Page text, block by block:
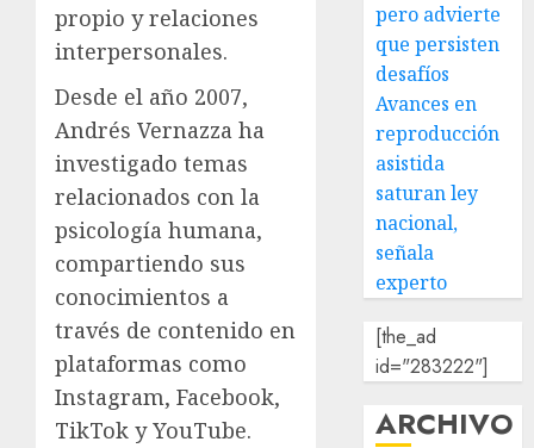
propio y relaciones
interpersonales.
Desde el año 2007,
Andrés Vernazza ha
investigado temas
relacionados con la
psicología humana,
compartiendo sus
conocimientos a
través de contenido en
plataformas como
Instagram, Facebook,
TikTok y YouTube.
pero advierte
que persisten
desafíos
Avances en
reproducción
asistida
saturan ley
nacional,
señala
experto
[the_ad
id="283222"]
ARCHIVO